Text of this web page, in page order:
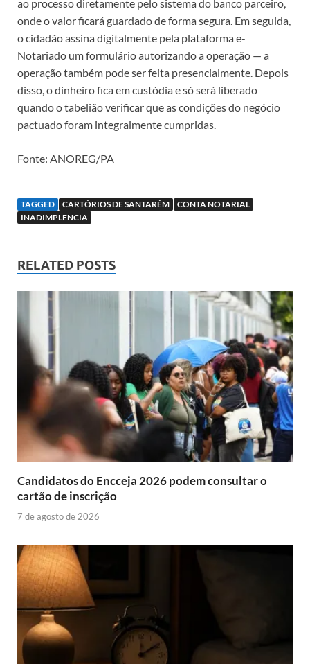
ao processo diretamente pelo sistema do banco parceiro,
onde o valor ficará guardado de forma segura. Em seguida,
o cidadão assina digitalmente pela plataforma e-
Notariado um formulário autorizando a operação — a
operação também pode ser feita presencialmente. Depois
disso, o dinheiro fica em custódia e só será liberado
quando o tabelião verificar que as condições do negócio
pactuado foram integralmente cumpridas.
Fonte: ANOREG/PA
TAGGED CARTÓRIOS DE SANTARÉM
CONTA NOTARIAL
INADIMPLENCIA
RELATED POSTS
Candidatos do Encceja 2026 podem consultar o
cartão de inscrição
7 de agosto de 2026